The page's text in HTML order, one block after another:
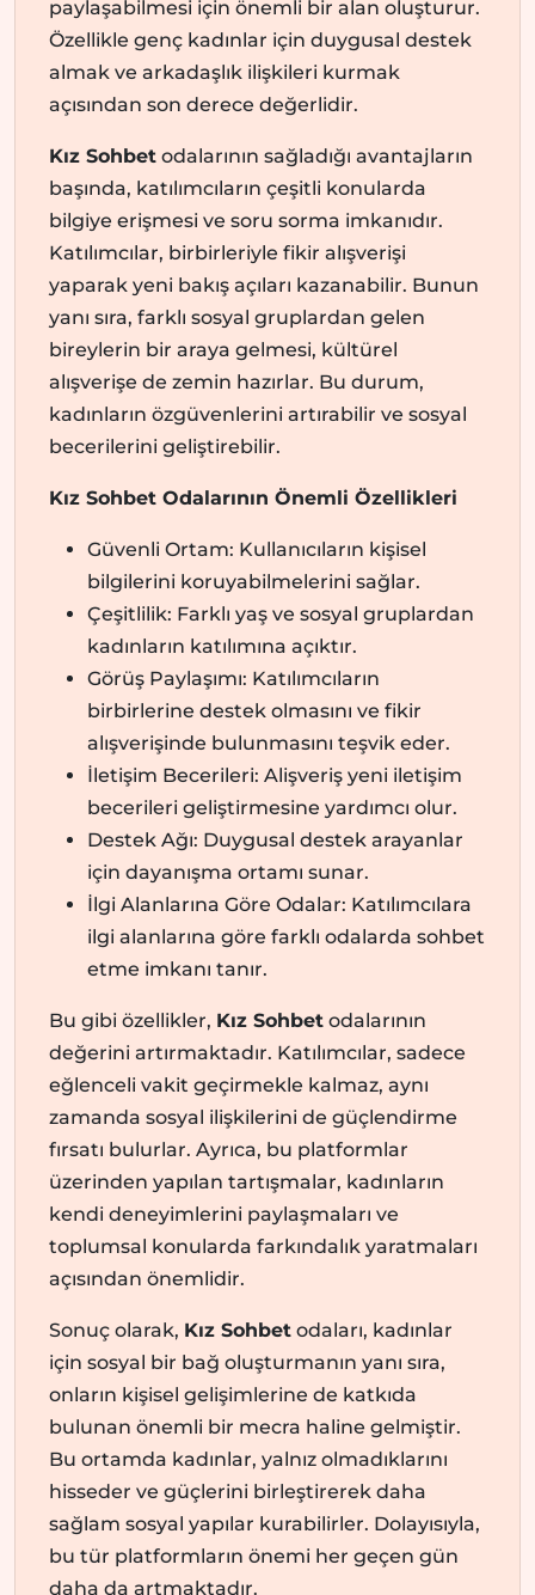
paylaşabilmesi için önemli bir alan oluşturur.
Özellikle genç kadınlar için duygusal destek
almak ve arkadaşlık ilişkileri kurmak
açısından son derece değerlidir.
Kız Sohbet odalarının sağladığı avantajların
başında, katılımcıların çeşitli konularda
bilgiye erişmesi ve soru sorma imkanıdır.
Katılımcılar, birbirleriyle fikir alışverişi
yaparak yeni bakış açıları kazanabilir. Bunun
yanı sıra, farklı sosyal gruplardan gelen
bireylerin bir araya gelmesi, kültürel
alışverişe de zemin hazırlar. Bu durum,
kadınların özgüvenlerini artırabilir ve sosyal
becerilerini geliştirebilir.
Kız Sohbet Odalarının Önemli Özellikleri
Güvenli Ortam: Kullanıcıların kişisel
bilgilerini koruyabilmelerini sağlar.
Çeşitlilik: Farklı yaş ve sosyal gruplardan
kadınların katılımına açıktır.
Görüş Paylaşımı: Katılımcıların
birbirlerine destek olmasını ve fikir
alışverişinde bulunmasını teşvik eder.
İletişim Becerileri: Alişveriş yeni iletişim
becerileri geliştirmesine yardımcı olur.
Destek Ağı: Duygusal destek arayanlar
için dayanışma ortamı sunar.
İlgi Alanlarına Göre Odalar: Katılımcılara
ilgi alanlarına göre farklı odalarda sohbet
etme imkanı tanır.
Bu gibi özellikler, Kız Sohbet odalarının
değerini artırmaktadır. Katılımcılar, sadece
eğlenceli vakit geçirmekle kalmaz, aynı
zamanda sosyal ilişkilerini de güçlendirme
fırsatı bulurlar. Ayrıca, bu platformlar
üzerinden yapılan tartışmalar, kadınların
kendi deneyimlerini paylaşmaları ve
toplumsal konularda farkındalık yaratmaları
açısından önemlidir.
Sonuç olarak, Kız Sohbet odaları, kadınlar
için sosyal bir bağ oluşturmanın yanı sıra,
onların kişisel gelişimlerine de katkıda
bulunan önemli bir mecra haline gelmiştir.
Bu ortamda kadınlar, yalnız olmadıklarını
hisseder ve güçlerini birleştirerek daha
sağlam sosyal yapılar kurabilirler. Dolayısıyla,
bu tür platformların önemi her geçen gün
daha da artmaktadır.